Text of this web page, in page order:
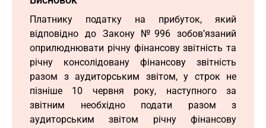
Платнику податку на прибуток, який
відповідно до Закону №996 зобов’язаний
оприлюднювати річну фінансову звітність та
річну консолідовану фінансову звітність
разом з аудиторським звітом, у строк не
пізніше 10 червня року, наступного за
звітним необхідно подати разом з
аудиторським звітом річну фінансову